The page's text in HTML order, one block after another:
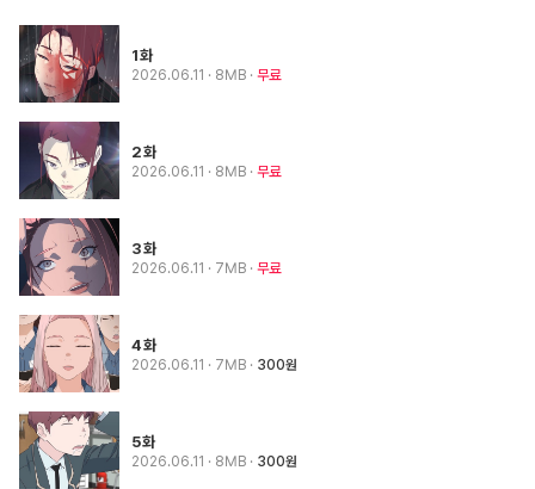
1화
2026.06.11 · 8MB 무료
2화
2026.06.11 · 8MB 무료
3화
2026.06.11 · 7MB 무료
4화
2026.06.11 · 7MB 300원
5화
2026.06.11 · 8MB 300원